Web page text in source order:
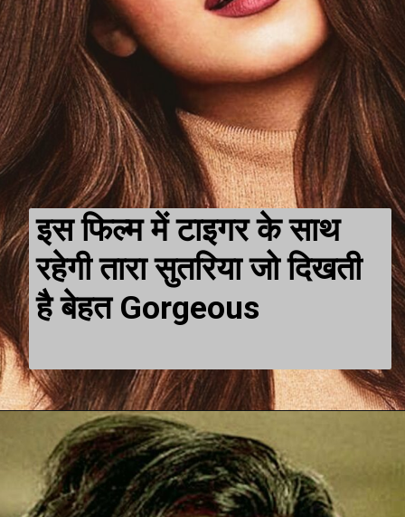
इस फिल्म में टाइगर के साथ
रहेगी तारा सुतरिया जो दिखती
है बेहत Gorgeous